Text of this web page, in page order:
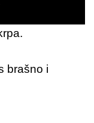
brašno i